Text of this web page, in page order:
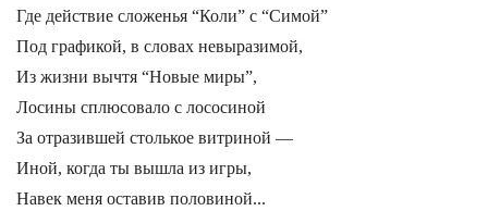
Где действие сложенья “Коли” с “Симой”
Под графикой, в словах невыразимой,
Из жизни вычтя “Новые миры”,
Лосины сплюсовало с лососиной
За отразившей столькое витриной —
Иной, когда ты вышла из игры,
Навек меня оставив половиной...